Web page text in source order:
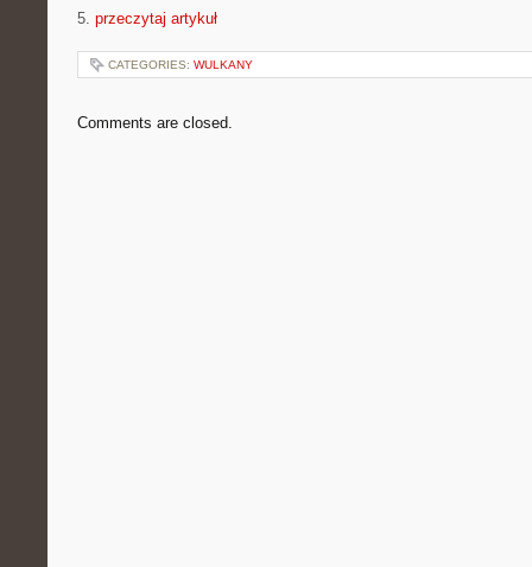
5. przeczytaj artykuł
CATEGORIES: WULKANY
Comments are closed.